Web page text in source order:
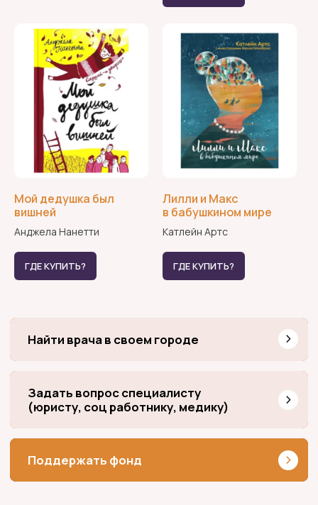
Мой дедушка был
вишней
Анджела Нанетти
ГДЕ КУПИТЬ?
Лилли и Макс
в бабушкином мире
Катлейн Артс
ГДЕ КУПИТЬ?